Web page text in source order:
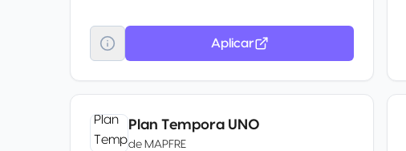
Aplicar
Plan Tempora UNO
de MAPFRE